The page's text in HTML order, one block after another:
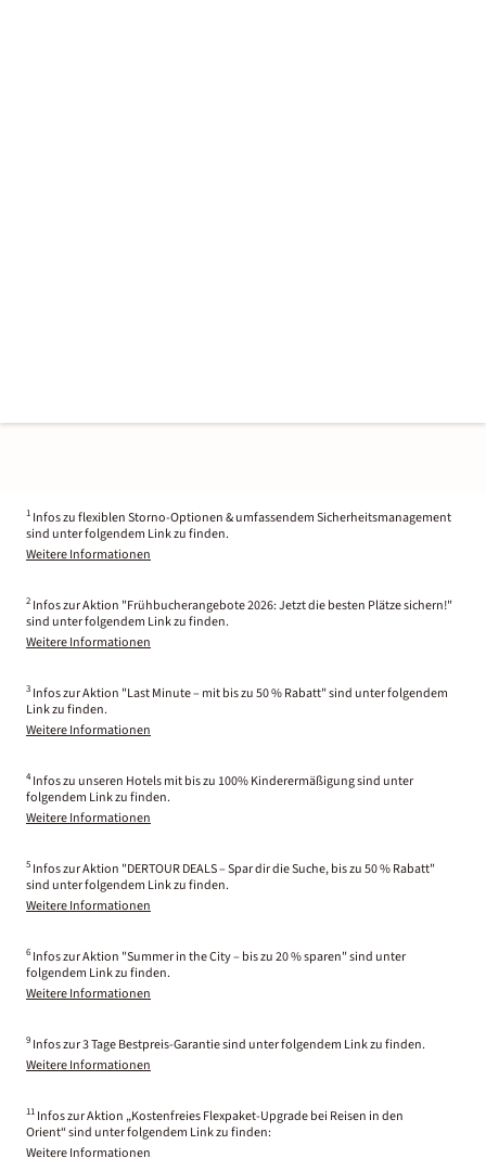
1 Infos zu flexiblen Storno-Optionen & umfassendem Sicherheitsmanagement
sind unter folgendem Link zu finden.
Weitere Informationen
2 Infos zur Aktion "Frühbucherangebote 2026: Jetzt die besten Plätze sichern!"
sind unter folgendem Link zu finden.
Weitere Informationen
3 Infos zur Aktion "Last Minute – mit bis zu 50 % Rabatt" sind unter folgendem
Link zu finden.
Weitere Informationen
4 Infos zu unseren Hotels mit bis zu 100% Kinderermäßigung sind unter
folgendem Link zu finden.
Weitere Informationen
5 Infos zur Aktion "DERTOUR DEALS – Spar dir die Suche, bis zu 50 % Rabatt"
sind unter folgendem Link zu finden.
Weitere Informationen
6 Infos zur Aktion "Summer in the City – bis zu 20 % sparen" sind unter
folgendem Link zu finden.
Weitere Informationen
9 Infos zur 3 Tage Bestpreis-Garantie sind unter folgendem Link zu finden.
Weitere Informationen
11 Infos zur Aktion „Kostenfreies Flexpaket-Upgrade bei Reisen in den
Orient“ sind unter folgendem Link zu finden:
Weitere Informationen